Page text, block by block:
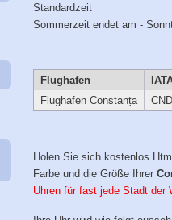
Standardzeit
Sommerzeit endet am -
Flughafen
Flughafen Constanța
CND
Holen Sie sich kostenlos
Farbe und die Größe Ihrer
Uhren für fast jede Stadt der